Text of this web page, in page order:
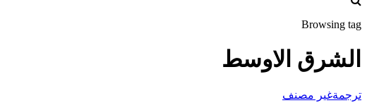
Browsing tag
الشرق الاوسط
ترجمةغير مصنف